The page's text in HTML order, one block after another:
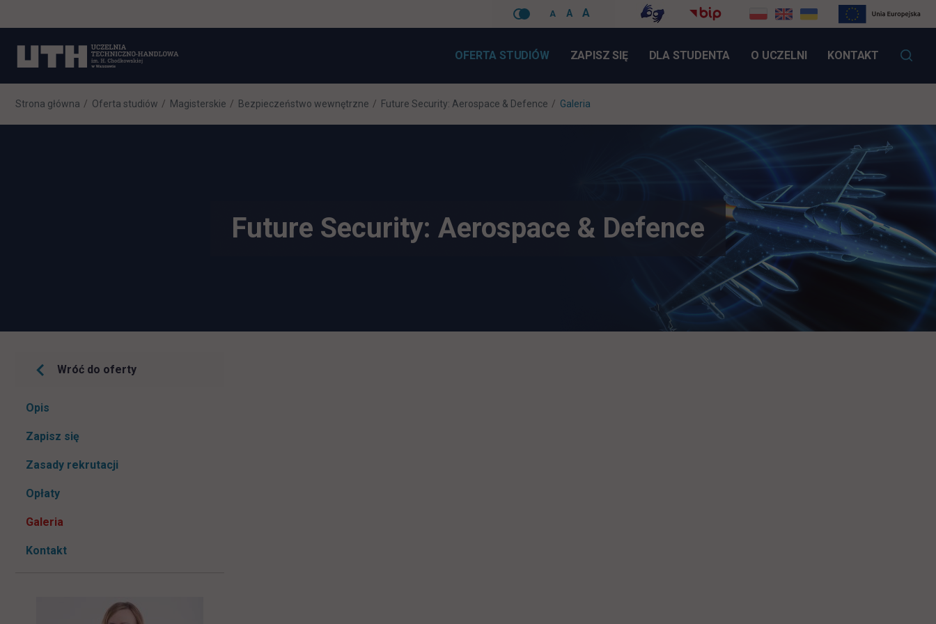
A A
A
nawigacje
OFERTA STUDIÓW ZAPISZ SIĘLINK OTWIERA SIĘ W NOWEJ KARCIE
DLA STUDENTA O UCZELNI KONTAKT
Strona główna Oferta studiów Magisterskie Bezpieczeństwo wewnętrzne Future Security: Aerospace & Defence Galeria
Future Security: Aerospace & Defence
Wróć do oferty
Pomiń
Opis
Zapisz się
Zasady rekrutacji
Opłaty
Galeria
Kontakt